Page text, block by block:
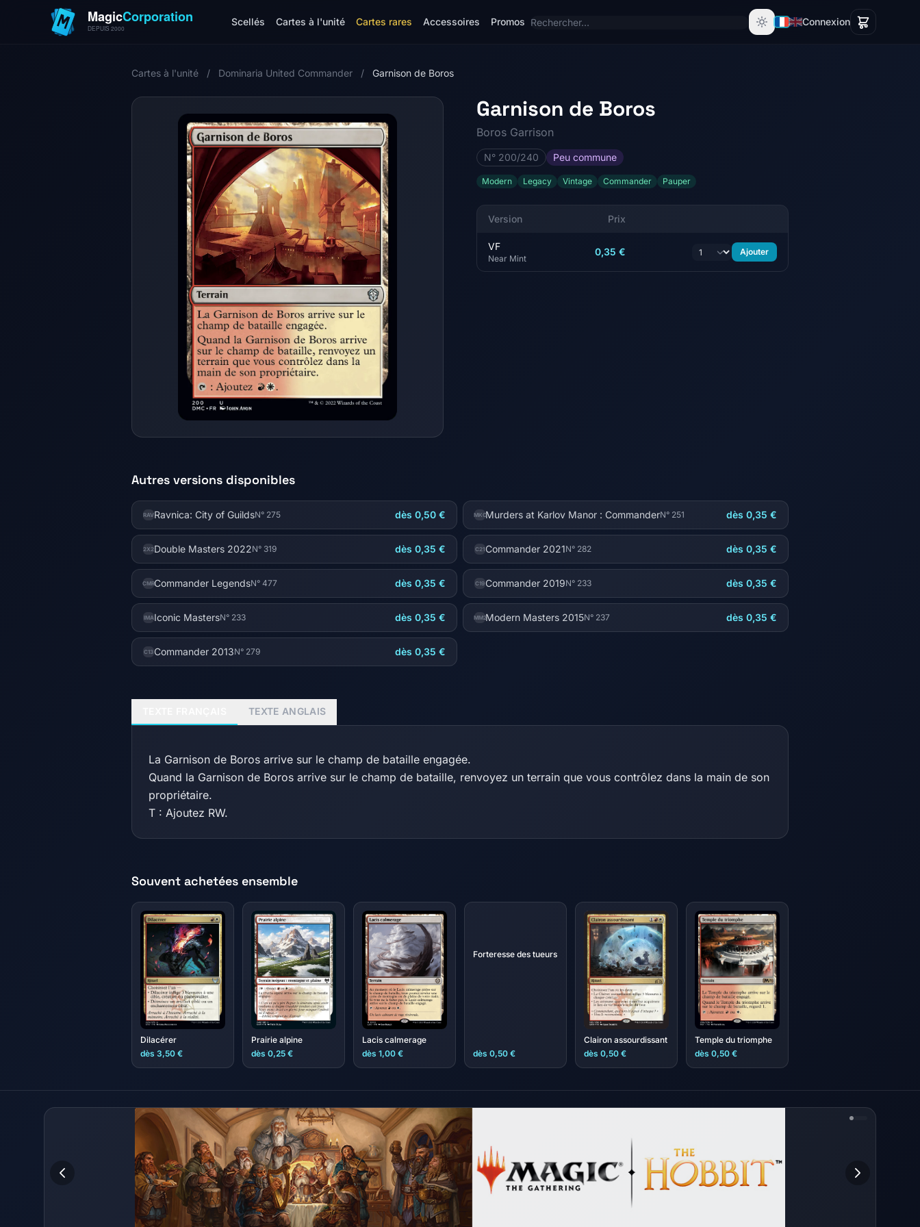
Scellés Cartes à l'unité Cartes rares Accessoires Promos Connexion
Cartes à l'unité / Dominaria United Commander / Garnison de Boros
Garnison de Boros
Boros Garrison
N° 200/240 Peu commune
Modern Legacy Vintage Commander Pauper
Version Prix
VF
Near Mint
0,35 € Ajouter
Autres versions disponibles
RAVRavnica: City of GuildsN° 275 dès 0,50 € MKCMurders at Karlov Manor : CommanderN° 251 dès 0,35 €
2X2Double Masters 2022N° 319 dès 0,35 € C21 Commander 2021N° 282 dès 0,35 €
CMRCommander LegendsN° 477 dès 0,35 € C19 Commander 2019N° 233 dès 0,35 €
IMAIconic MastersN° 233 dès 0,35 € MM2Modern Masters 2015N° 237 dès 0,35 €
C13Commander 2013N° 279 dès 0,35 €
TEXTE ANGLAIS
La Garnison de Boros arrive sur le champ de bataille engagée.
Quand la Garnison de Boros arrive sur le champ de bataille, renvoyez un terrain que vous contrôlez dans la main de son
propriétaire.
T : Ajoutez RW.
Souvent achetées ensemble
Dilacérer
dès 3,50 €
Prairie alpine
dès 0,25 €
Lacis calmerage
dès 1,00 €
Forteresse des tueurs
dès 0,50 €
Clairon assourdissant
dès 0,50 €
Temple du triomphe
dès 0,50 €